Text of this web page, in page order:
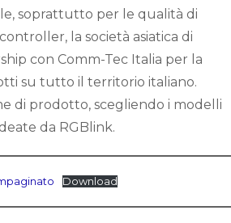
soprattutto per le qualità di
la società asiatica di
con Comm-Tec Italia per la
su tutto il territorio italiano.
di prodotto, scegliendo i modelli
da RGBlink.
Download